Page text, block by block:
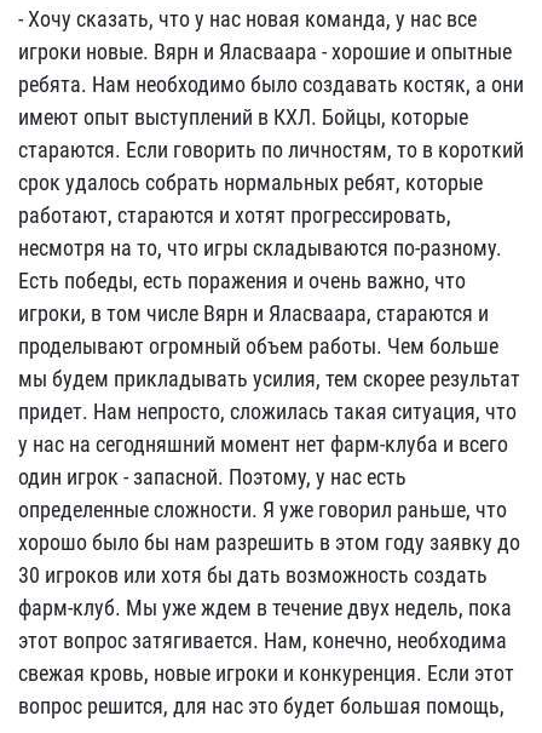
- Хочу сказать, что у нас новая команда, у нас все
игроки новые. Вярн и Яласваара - хорошие и опытные
ребята. Нам необходимо было создавать костяк, а они
имеют опыт выступлений в КХЛ. Бойцы, которые
стараются. Если говорить по личностям, то в короткий
срок удалось собрать нормальных ребят, которые
работают, стараются и хотят прогрессировать,
несмотря на то, что игры складываются по-разному.
Есть победы, есть поражения и очень важно, что
игроки, в том числе Вярн и Яласваара, стараются и
проделывают огромный объем работы. Чем больше
мы будем прикладывать усилия, тем скорее результат
придет. Нам непросто, сложилась такая ситуация, что
у нас на сегодняшний момент нет фарм-клуба и всего
один игрок - запасной. Поэтому, у нас есть
определенные сложности. Я уже говорил раньше, что
хорошо было бы нам разрешить в этом году заявку до
30 игроков или хотя бы дать возможность создать
фарм-клуб. Мы уже ждем в течение двух недель, пока
этот вопрос затягивается. Нам, конечно, необходима
свежая кровь, новые игроки и конкуренция. Если этот
вопрос решится, для нас это будет большая помощь,